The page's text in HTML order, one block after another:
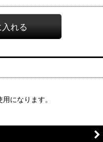
れる
になります。